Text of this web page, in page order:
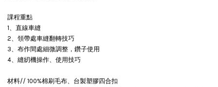
課程重點
1、直線車縫
2、領帶處車縫翻轉技巧
3、布作間處細微調整，鑽子使用
4、縫紉機操作、使用技巧
材料// 100%棉刷毛布、台製塑膠四合扣